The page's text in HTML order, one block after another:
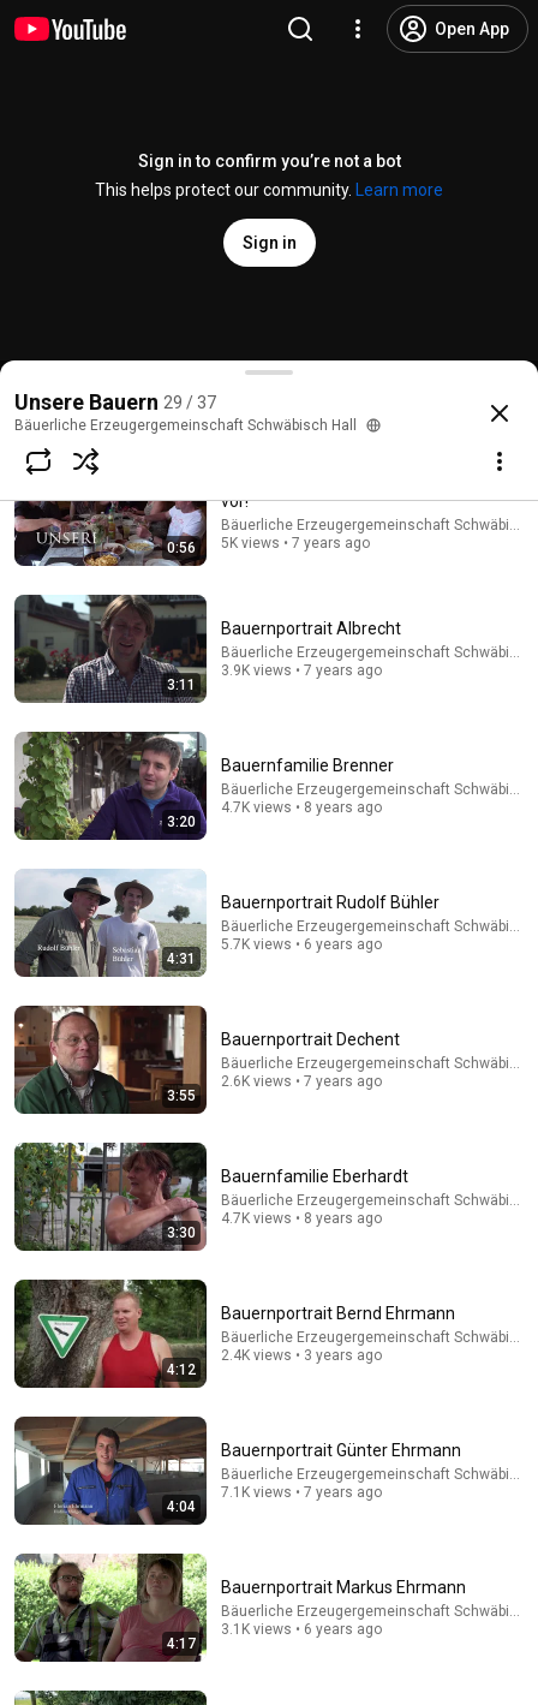
Open App
Sign in to confirm you’re not a bot
This helps protect our community.
Learn more
Sign in
Bauernportrait Strecker
@besh1988 28 likes 4.2K views 7 years ago more
Subscribe
Comments 1
Ein Gespräch auf Deutsch zerstörte meine Ehe -
mein Mann bemerkte es viel zu spät.
New 27K views
In 10 Days, He Finished the CHEAPEST HOUSE in the
Forest Using Simple Bushcraft Building Skills
New
50K views
Unsere Bauern 29 / 37
Bäuerliche Erzeugergemeinschaft Schwäbisch Hall
0:56
vor!
Bäuerliche Erzeugergemeinschaft Schwäbisch
5K views • 7 years ago
3:11
Bauernportrait Albrecht
Bäuerliche Erzeugergemeinschaft Schwäbisch
3.9K views • 7 years ago
3:20
Bauernfamilie Brenner
Bäuerliche Erzeugergemeinschaft Schwäbisch
4.7K views • 8 years ago
4:31
Bauernportrait Rudolf Bühler
Bäuerliche Erzeugergemeinschaft Schwäbisch
5.7K views • 6 years ago
3:55
Bauernportrait Dechent
Bäuerliche Erzeugergemeinschaft Schwäbisch
2.6K views • 7 years ago
3:30
Bauernfamilie Eberhardt
Bäuerliche Erzeugergemeinschaft Schwäbisch
4.7K views • 8 years ago
4:12
Bauernportrait Bernd Ehrmann
Bäuerliche Erzeugergemeinschaft Schwäbisch
2.4K views • 3 years ago
4:04
Bauernportrait Günter Ehrmann
Bäuerliche Erzeugergemeinschaft Schwäbisch
7.1K views • 7 years ago
4:17
Bauernportrait Markus Ehrmann
Bäuerliche Erzeugergemeinschaft Schwäbisch
3.1K views • 6 years ago